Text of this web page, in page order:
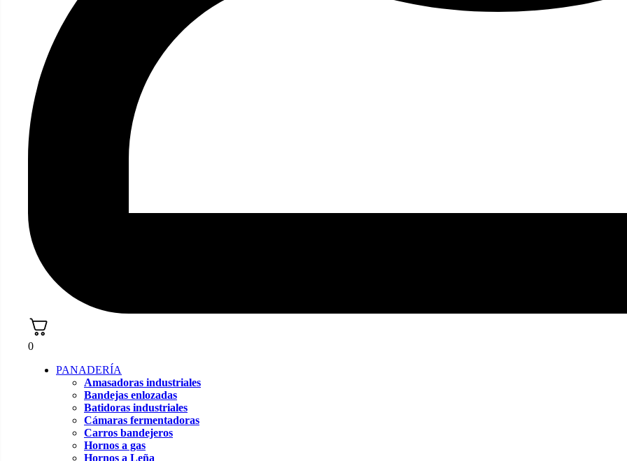
0
PANADERÍA
Amasadoras industriales
Bandejas enlozadas
Batidoras industriales
Cámaras fermentadoras
Carros bandejeros
Hornos a gas
Hornos a Leña